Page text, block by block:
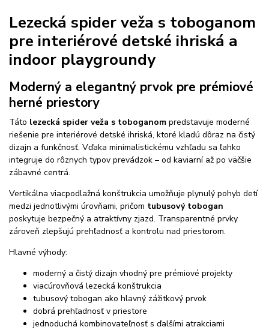
Lezecká spider veža s toboganom
pre interiérové detské ihriská a
indoor playgroundy
Moderný a elegantný prvok pre prémiové
herné priestory
Táto lezecká spider veža s toboganom predstavuje moderné
riešenie pre interiérové detské ihriská, ktoré kladú dôraz na čistý
dizajn a funkčnosť. Vďaka minimalistickému vzhľadu sa ľahko
integruje do rôznych typov prevádzok – od kaviarní až po väčšie
zábavné centrá.
Vertikálna viacpodlažná konštrukcia umožňuje plynulý pohyb detí
medzi jednotlivými úrovňami, pričom tubusový tobogan
poskytuje bezpečný a atraktívny zjazd. Transparentné prvky
zároveň zlepšujú prehľadnosť a kontrolu nad priestorom.
Hlavné výhody:
moderný a čistý dizajn vhodný pre prémiové projekty
viacúrovňová lezecká konštrukcia
tubusový tobogan ako hlavný zážitkový prvok
dobrá prehľadnosť v priestore
jednoduchá kombinovateľnosť s ďalšími atrakciami